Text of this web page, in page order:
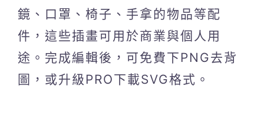
鏡、口罩、椅子、手拿的物品等配
件，這些插畫可用於商業與個人用
途。完成編輯後，可免費下PNG去背
圖，或升級PRO下載SVG格式。